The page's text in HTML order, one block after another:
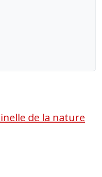
de la nature